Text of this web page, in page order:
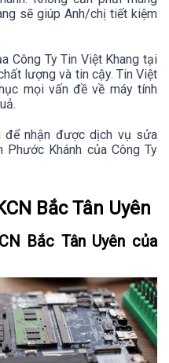
sẽ giúp Anh/chị tiết kiệm
Công Ty Tin Việt Khang tại
lượng và tin cậy. Tin Việt
mọi vấn đề về máy tính
để nhận được dịch vụ sửa
Phước Khánh của Công Ty
Bắc Tân Uyên
Bắc Tân Uyên của